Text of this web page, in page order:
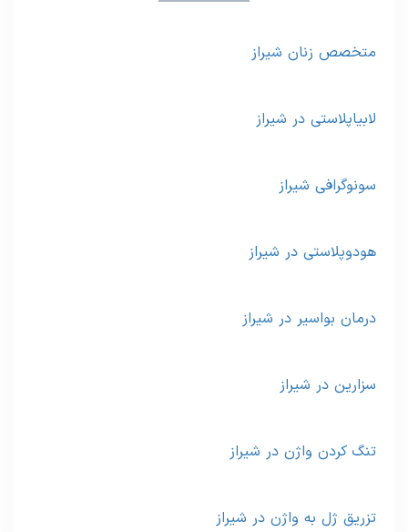
متخصص زنان شیراز
لابیاپلاستی در شیراز
سونوگرافی شیراز
هودوپلاستی در شیراز
درمان بواسیر در شیراز
سزارین در شیراز
تنگ کردن واژن در شیراز
تزریق ژل به واژن در شیراز